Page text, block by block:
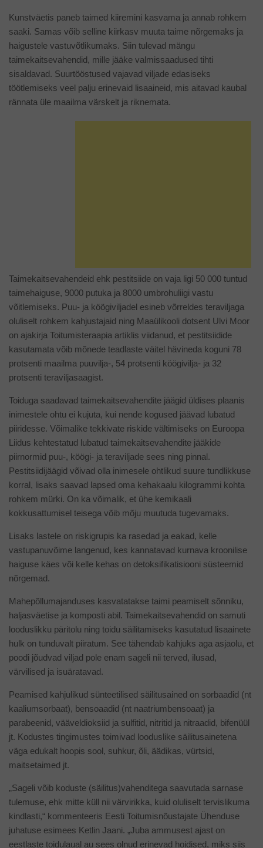
Kunstväetis paneb taimed kiiremini kasvama ja annab rohkem
saaki. Samas võib selline kiirkasv muuta taime nõrgemaks ja
haigustele vastuvõtlikumaks. Siin tulevad mängu
taimekaitsevahendid, mille jääke valmissaadused tihti
sisaldavad. Suurtööstused vajavad viljade edasiseks
töötlemiseks veel palju erinevaid lisaaineid, mis aitavad kaubal
rännata üle maailma värskelt ja riknemata.
Taimekaitsevahendeid ehk pestitsiide on vaja ligi 50 000 tuntud
taimehaiguse, 9000 putuka ja 8000 umbrohuliigi vastu
võitlemiseks. Puu- ja köögiviljadel esineb võrreldes teraviljaga
oluliselt rohkem kahjustajaid ning Maaülikooli dotsent Ulvi Moor
on ajakirja Toitumisteraapia artiklis viidanud, et pestitsiidide
kasutamata võib mõnede teadlaste väitel hävineda koguni 78
protsenti maailma puuvilja-, 54 protsenti köögivilja- ja 32
protsenti teraviljasaagist.
Toiduga saadavad taimekaitsevahendite jäägid üldises plaanis
inimestele ohtu ei kujuta, kui nende kogused jäävad lubatud
piiridesse. Võimalike tekkivate riskide vältimiseks on Euroopa
Liidus kehtestatud lubatud taimekaitsevahendite jääkide
piirnormid puu-, köögi- ja teraviljade sees ning pinnal.
Pestitsiidijäägid võivad olla inimesele ohtlikud suure tundlikkuse
korral, lisaks saavad lapsed oma kehakaalu kilogrammi kohta
rohkem mürki. On ka võimalik, et ühe kemikaali
kokkusattumisel teisega võib mõju muutuda tugevamaks.
Lisaks lastele on riskigrupis ka rasedad ja eakad, kelle
vastupanuvõime langenud, kes kannatavad kurnava kroonilise
haiguse käes või kelle kehas on detoksifikatisiooni süsteemid
nõrgemad.
Mahepõllumajanduses kasvatatakse taimi peamiselt sõnniku,
haljasväetise ja komposti abil. Taimekaitsevahendid on samuti
looduslikku päritolu ning toidu säilitamiseks kasutatud lisaainete
hulk on tunduvalt piiratum. See tähendab kahjuks aga asjaolu, et
poodi jõudvad viljad pole enam sageli nii terved, ilusad,
värvilised ja isuäratavad.
Peamised kahjulikud sünteetilised säilitusained on sorbaadid (nt
kaaliumsorbaat), bensoaadid (nt naatriumbensoaat) ja
parabeenid, vääveldioksiid ja sulfitid, nitritid ja nitraadid, bifenüül
jt. Kodustes tingimustes toimivad looduslike säilitusainetena
väga edukalt hoopis sool, suhkur, õli, äädikas, vürtsid,
maitsetaimed jt.
„Sageli võib koduste (säilitus)vahenditega saavutada sarnase
tulemuse, ehk mitte küll nii värvirikka, kuid oluliselt tervislikuma
kindlasti,“ kommenteeris Eesti Toitumisnõustajate Ühenduse
juhatuse esimees Ketlin Jaani. „Juba ammusest ajast on
eestlaste toidulaual au sees olnud erinevad hoidised, miks siis